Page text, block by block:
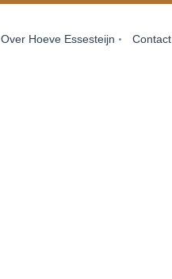
Over Hoeve Essesteijn Contact